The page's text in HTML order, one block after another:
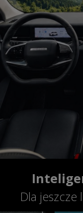
Dla jeszcze